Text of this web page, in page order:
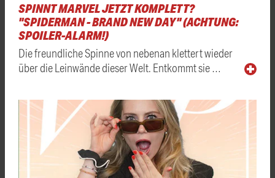
SPINNT MARVEL JETZT KOMPLETT?
"SPIDERMAN - BRAND NEW DAY" (ACHTUNG:
SPOILER-ALARM!)
Die freundliche Spinne von nebenan klettert wieder
über die Leinwände dieser Welt. Entkommt sie …